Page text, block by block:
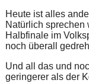
Heute ist alles
Natürlich sprechen
Halbfinale im
noch überall
Und all das und
geringerer als der